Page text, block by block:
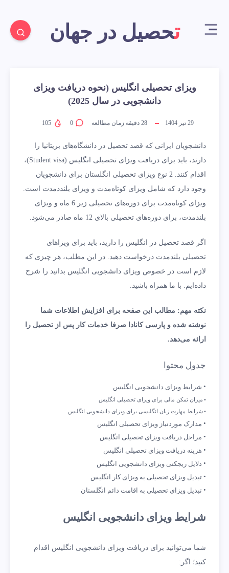
تحصیل در جهان
ویزای تحصیلی انگلیس (نحوه دریافت ویزای
دانشجویی در سال 2025)
29 تیر 1404 28 دقیقه زمان مطالعه 0
105
دانشجویان ایرانی که قصد تحصیل در دانشگاه‌های بریتانیا را
دارند، باید برای دریافت ویزای تحصیلی انگلیس (Student visa)،
اقدام کنند. 2 نوع ویزای تحصیلی انگلستان برای دانشجویان
وجود دارد که شامل ویزای کوتاه‌مدت و ویزای بلندد‌مدت است.
ویزای کوتاه‌مدت برای دوره‌های تحصیلی زیر 6 ماه و ویزای
بلندمدت، برای دوره‌های تحصیلی بالای 12 ماه صادر می‌شود.
اگر قصد تحصیل در انگلیس را دارید، باید برای ویزاهای
تحصیلی بلند‌مدت درخواست دهید. در این مطلب، هر چیزی که
لازم است در خصوص ویزای دانشجویی انگلیس بدانید را شرح
داده‌ایم. با ما همراه باشید.
نکته مهم: مطالب این صفحه برای افزایش اطلاعات شما
نوشته شده و پارسی کانادا صرفا خدمات کار پس از تحصیل را
ارائه می‌دهد.
جدول محتوا
شرایط ویزای دانشجویی انگلیس
میزان تمکن مالی برای ویزای تحصیلی انگلیس
شرایط مهارت زبان انگلیسی برای ویزای دانشجویی انگلیس
مدارک موردنیاز ویزای تحصیلی انگلیس
مراحل دریافت ویزای تحصیلی انگلیس
هزینه دریافت ویزای تحصیلی انگلیس
دلایل ریجکتی ویزای دانشجویی انگلیس
تبدیل ویزای تحصیلی به ویزای کار انگلیس
تبدیل ویزای تحصیلی به اقامت دائم انگلستان
شرایط ویزای دانشجویی انگلیس
شما می‌توانید برای دریافت ویزای دانشجویی انگلیس اقدام
کنید؛ اگر: